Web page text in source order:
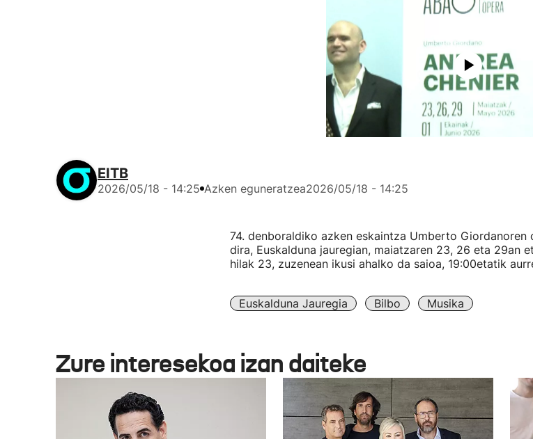
EITB
2026/05/18 - 14:25 Azken eguneratzea2026/05/18 - 14:25
74. denboraldiko azken eskaintza Umberto Giordanoren
dira, Euskalduna jauregian, maiatzaren 23, 26 eta 29an
hilak 23, zuzenean ikusi ahalko da saioa, 19:00etatik
Euskalduna Jauregia Bilbo Musika
Zure interesekoa izan daiteke